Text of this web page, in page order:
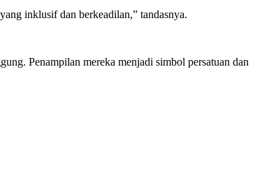
inklusif dan berkeadilan,” tandasnya.
Penampilan mereka menjadi simbol persatuan dan